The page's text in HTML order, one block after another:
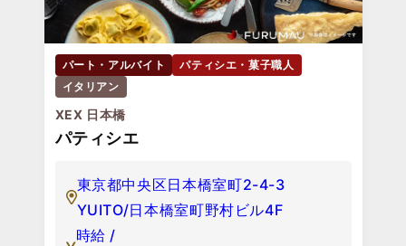
パート・アルバイト
パティシエ・菓子職人
イタリアン
XEX 日本橋
パティシエ
東京都中央区日本橋室町2-4-3
YUITO/日本橋室町野村ビル4F
時給 /